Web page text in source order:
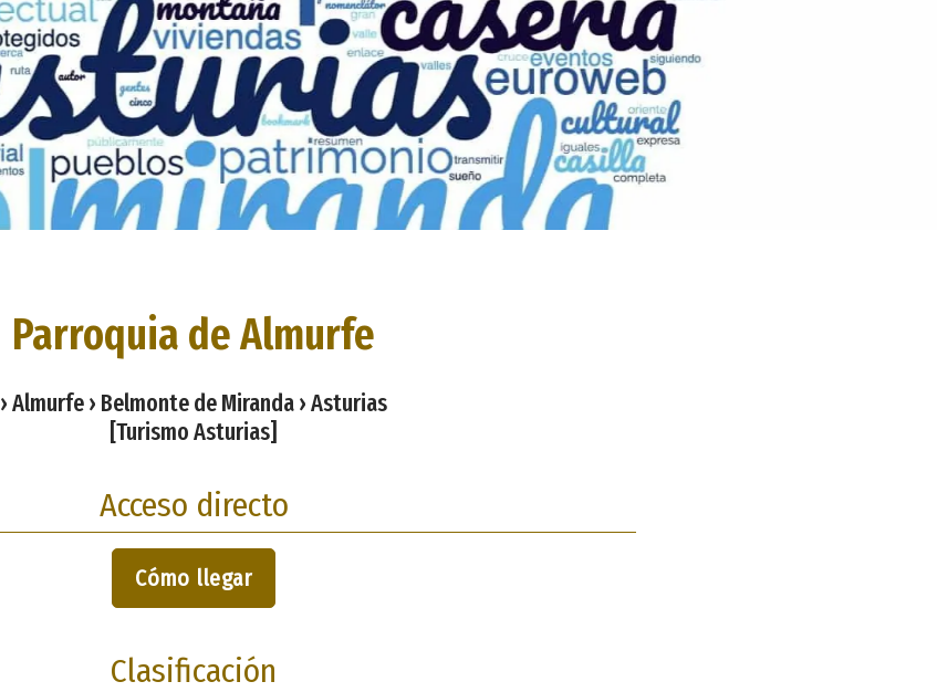
Parroquia de Almurfe
› Almurfe › Belmonte de Miranda › Asturias
[Turismo Asturias]
Acceso directo
Cómo llegar
Clasificación